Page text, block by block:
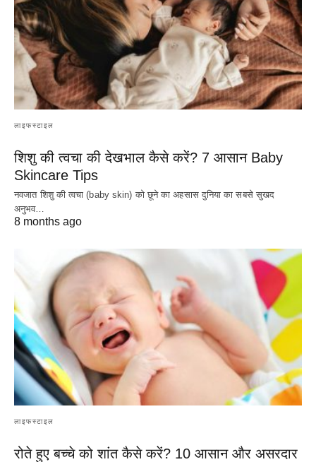
लाइफस्टाइल
शिशु की त्वचा की देखभाल कैसे करें? 7 आसान Baby
Skincare Tips
नवजात शिशु की त्वचा (baby skin) को छूने का अहसास दुनिया का सबसे सुखद
अनुभव…
8 months ago
लाइफस्टाइल
रोते हुए बच्चे को शांत कैसे करें? 10 आसान और असरदार